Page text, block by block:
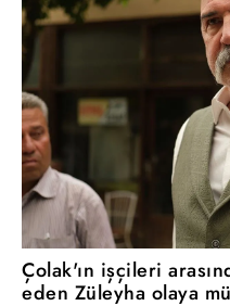
Çolak'ın işçileri
eden Züleyha olaya